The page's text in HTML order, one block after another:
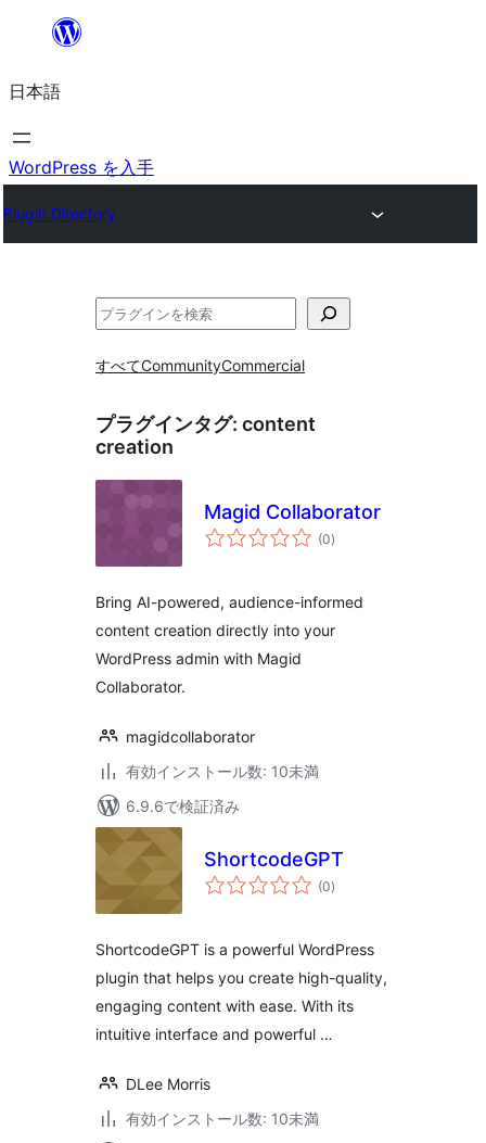
を
ス
キ
プ
日本語
WordPress を入手
Plugin Directory
検
すべてCommunityCommercial
プラグインタグ: content
creation
Magid Collaborator
(0個
の)
Bring AI-powered, audience-informed
content creation directly into your
WordPress admin with Magid
Collaborator.
magidcollaborator
有効インストール数: 10未満
6.9.6で検証済み
ShortcodeGPT
(0個
の)
ShortcodeGPT is a powerful WordPress
plugin that helps you create high-quality,
engaging content with ease. With its
intuitive interface and powerful …
DLee Morris
有効インストール数: 10未満